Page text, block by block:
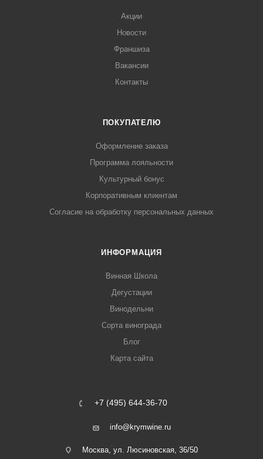
Акции
Новости
Франшиза
Вакансии
Контакты
ПОКУПАТЕЛЮ
Оформление заказа
Программа лояльности
Культурный бонус
Корпоративным клиентам
Согласие на обработку персональных данных
ИНФОРМАЦИЯ
Винная Школа
Дегустации
Винодельни
Сорта винограда
Блог
Карта сайта
+7 (495) 644-36-70
info@krymwine.ru
Москва, ул. Люсиновская, 36/50